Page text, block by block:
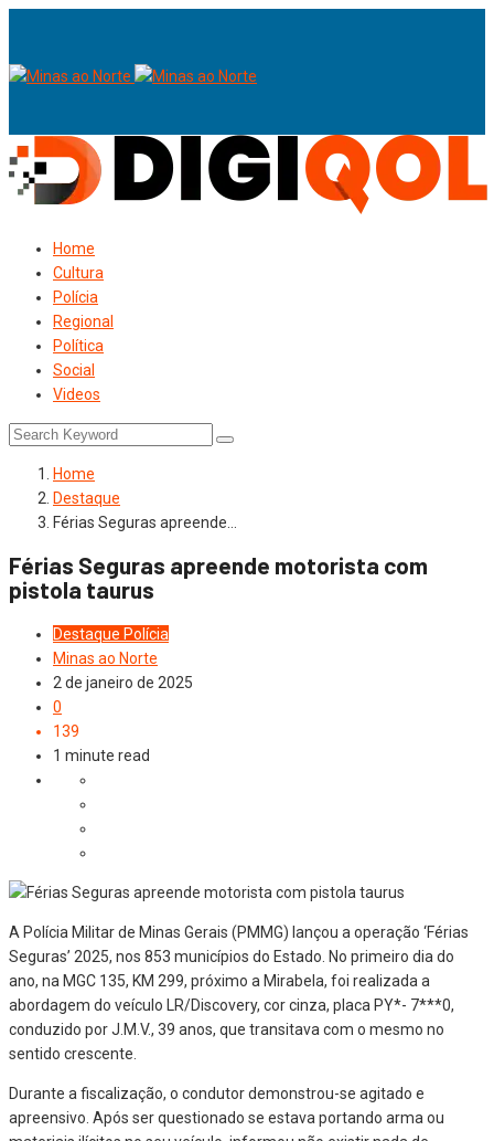
Home
Cultura
Polícia
Regional
Política
Social
Videos
Home
Destaque
Férias Seguras apreende…
Férias Seguras apreende motorista com
pistola taurus
Destaque Polícia
Minas ao Norte
2 de janeiro de 2025
0
139
1 minute read
A Polícia Militar de Minas Gerais (PMMG) lançou a operação ‘Férias
Seguras’ 2025, nos 853 municípios do Estado. No primeiro dia do
ano, na MGC 135, KM 299, próximo a Mirabela, foi realizada a
abordagem do veículo LR/Discovery, cor cinza, placa PY*- 7***0,
conduzido por J.M.V., 39 anos, que transitava com o mesmo no
sentido crescente.
Durante a fiscalização, o condutor demonstrou-se agitado e
apreensivo. Após ser questionado se estava portando arma ou